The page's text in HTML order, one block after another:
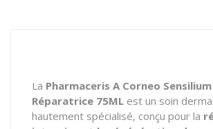
La Pharmaceris A Corneo
Réparatrice 75ML est un soin
hautement spécialisé, conçu pour la